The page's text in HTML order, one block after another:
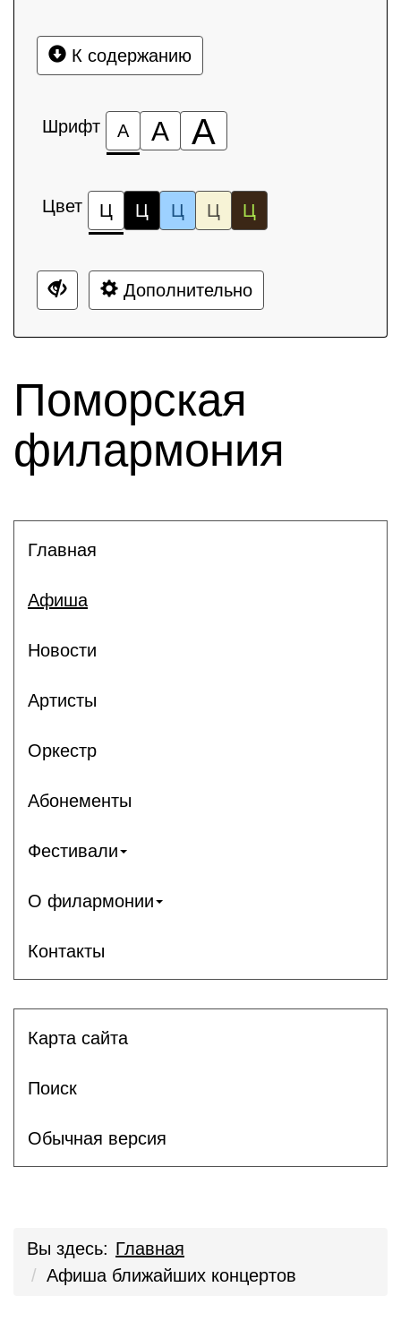
К содержанию
Шрифт А А А
Цвет Ц Ц Ц Ц Ц
Дополнительно
Поморская
филармония
Главная
Афиша
Новости
Артисты
Оркестр
Абонементы
Фестивали
О филармонии
Контакты
Карта сайта
Поиск
Обычная версия
Вы здесь: Главная
Афиша ближайших концертов